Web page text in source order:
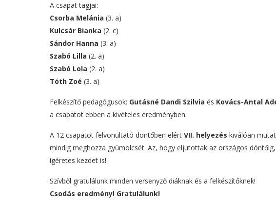
A csapat tagjai:
Csorba Melánia (3. a)
Kulcsár Bianka (2. c)
Sándor Hanna (3. a)
Szabó Lilla (2. a)
Szabó Lola (2. a)
Tóth Zoé (3. a)
Felkészítő pedagógusok: Gutásné Dandi Szilvia és Kovács-Antal
a csapatot ebben a kivételes eredményben.
A 12 csapatot felvonultató döntőben elért VII. helyezés kiválóan
mindig meghozza gyümölcsét. Az, hogy eljutottak az országos
ígéretes kezdet is!
Szívből gratulálunk minden versenyző diáknak és a felkészítőknek!
Csodás eredmény! Gratulálunk!